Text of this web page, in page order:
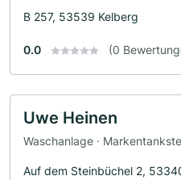
B 257, 53539 Kelberg
0.0 (0
Uwe Heinen
Waschanlage ·
Auf dem Steinbüchel 2,